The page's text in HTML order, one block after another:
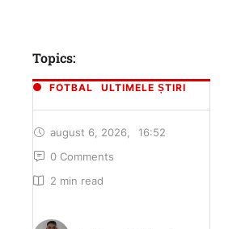
Topics:
FOTBAL ULTIMELE ȘTIRI
august 6, 2026
16:52
0 Comments
2 min read